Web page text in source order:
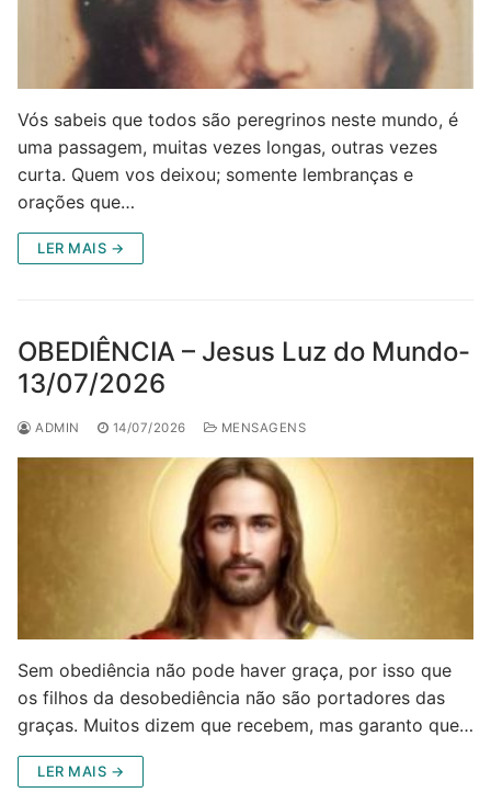
Vós sabeis que todos são peregrinos neste mundo, é
uma passagem, muitas vezes longas, outras vezes
curta. Quem vos deixou; somente lembranças e
orações que…
LER MAIS →
OBEDIÊNCIA – Jesus Luz do Mundo-
13/07/2026
ADMIN 14/07/2026 MENSAGENS
Sem obediência não pode haver graça, por isso que
os filhos da desobediência não são portadores das
graças. Muitos dizem que recebem, mas garanto que…
LER MAIS →